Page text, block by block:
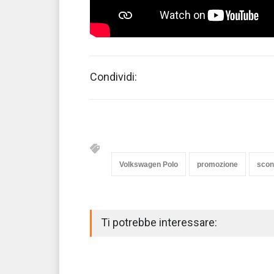
Condividi:
Volkswagen Polo promozione
Ti potrebbe interessare: